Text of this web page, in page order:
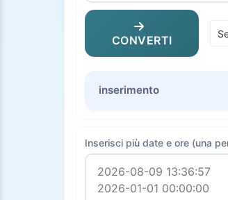
CONVERTI
inserimento
Inserisci più date e ore (una